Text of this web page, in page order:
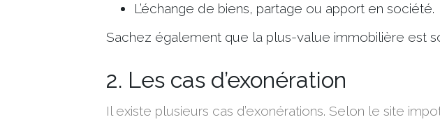
L’échange de biens, partage ou apport en société.
Sachez également que la plus-value immobilière est
2. Les cas d’exonération
Il existe plusieurs cas d’exonérations. Selon le site